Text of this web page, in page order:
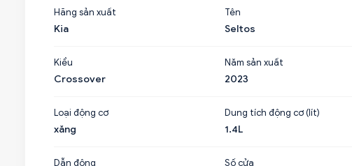
Hãng sản xuất
Kia
Tên
Seltos
Kiểu
Crossover
Năm sản xuất
2023
Loại động cơ
xăng
Dung tích động cơ (lít)
1.4L
Dẫn động
Số cửa